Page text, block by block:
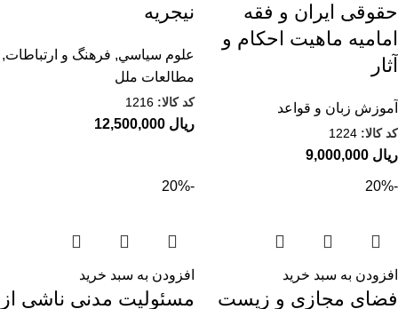
حقوقی ایران و فقه
امامیه ماهیت احکام و
آثار
آموزش زبان و قواعد
کد کالا: 1224
ریال
نیجریه
علوم سياسي, فرهنگ و ارتباطات,
مطالعات ملل
کد کالا: 1216
ریال
-20%
افزودن به سبد خرید
فضای مجازی و زیست
-20%
افزودن به سبد خرید
مسئولیت مدنی ناشی از